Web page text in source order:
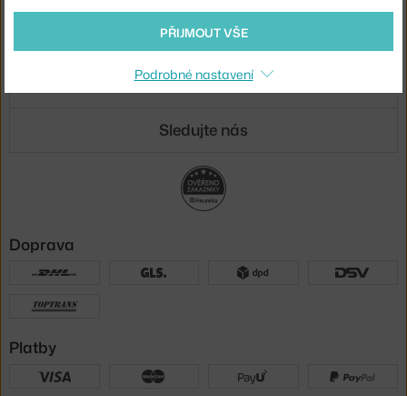
PŘIJMOUT VŠE
Podrobné nastavení
Nákup
Sortiment
Sledujte nás
Doprava
Platby